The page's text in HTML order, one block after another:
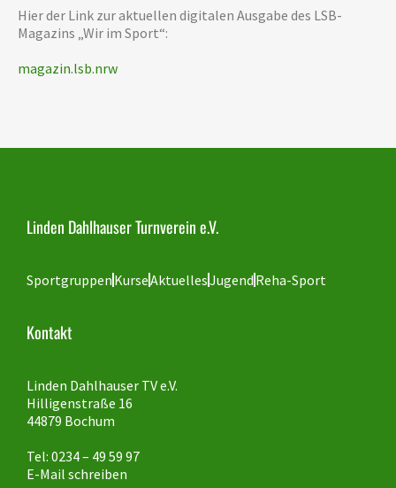
Hier der Link zur aktuellen digitalen Ausgabe des LSB-
Magazins „Wir im Sport“:
magazin.lsb.nrw
Linden Dahlhauser Turnverein e.V.
Sportgruppen KurseAktuellesJugend Reha-Sport
Kontakt
Linden Dahlhauser TV e.V.
Hilligenstraße 16
44879 Bochum
Tel: 0234 – 49 59 97
E-Mail schreiben